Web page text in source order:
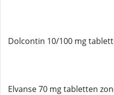
Dolcontin 10/100 mg
Elvanse 70 mg tabletten